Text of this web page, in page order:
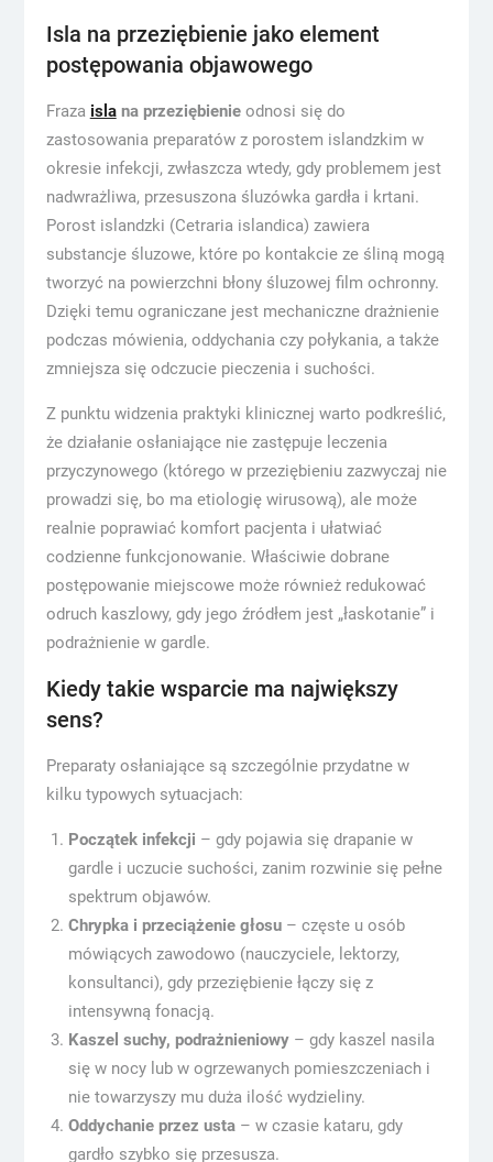
Isla na przeziębienie jako element
postępowania objawowego
Fraza islana przeziębienieodnosi się do
zastosowania preparatów z porostem islandzkim w
okresie infekcji, zwłaszcza wtedy, gdy problemem jest
nadwrażliwa, przesuszona śluzówka gardła i krtani.
Porost islandzki (Cetraria islandica) zawiera
substancje śluzowe, które po kontakcie ze śliną mogą
tworzyć na powierzchni błony śluzowej film ochronny.
Dzięki temu ograniczane jest mechaniczne drażnienie
podczas mówienia, oddychania czy połykania, a także
zmniejsza się odczucie pieczenia i suchości.
Z punktu widzenia praktyki klinicznej warto podkreślić,
że działanie osłaniające nie zastępuje leczenia
przyczynowego (którego w przeziębieniu zazwyczaj nie
prowadzi się, bo ma etiologię wirusową), ale może
realnie poprawiać komfort pacjenta i ułatwiać
codzienne funkcjonowanie. Właściwie dobrane
postępowanie miejscowe może również redukować
odruch kaszlowy, gdy jego źródłem jest „łaskotanie” i
podrażnienie w gardle.
Kiedy takie wsparcie ma największy
sens?
Preparaty osłaniające są szczególnie przydatne w
kilku typowych sytuacjach:
Początek infekcji – gdy pojawia się drapanie w
gardle i uczucie suchości, zanim rozwinie się pełne
spektrum objawów.
Chrypka i przeciążenie głosu– częste u osób
mówiących zawodowo (nauczyciele, lektorzy,
konsultanci), gdy przeziębienie łączy się z
intensywną fonacją.
Kaszel suchy, podrażnieniowy– gdy kaszel nasila
się w nocy lub w ogrzewanych pomieszczeniach i
nie towarzyszy mu duża ilość wydzieliny.
Oddychanie przez usta– w czasie kataru, gdy
gardło szybko się przesusza.